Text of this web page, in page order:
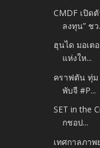
CMDF เปิด
ลงทุน” ชว
ฮุนได มอเต
แห่งให...
คราฟตัน ทุ่ม
พับจี #P...
SET in the
กชอป...
เทศกาลภา